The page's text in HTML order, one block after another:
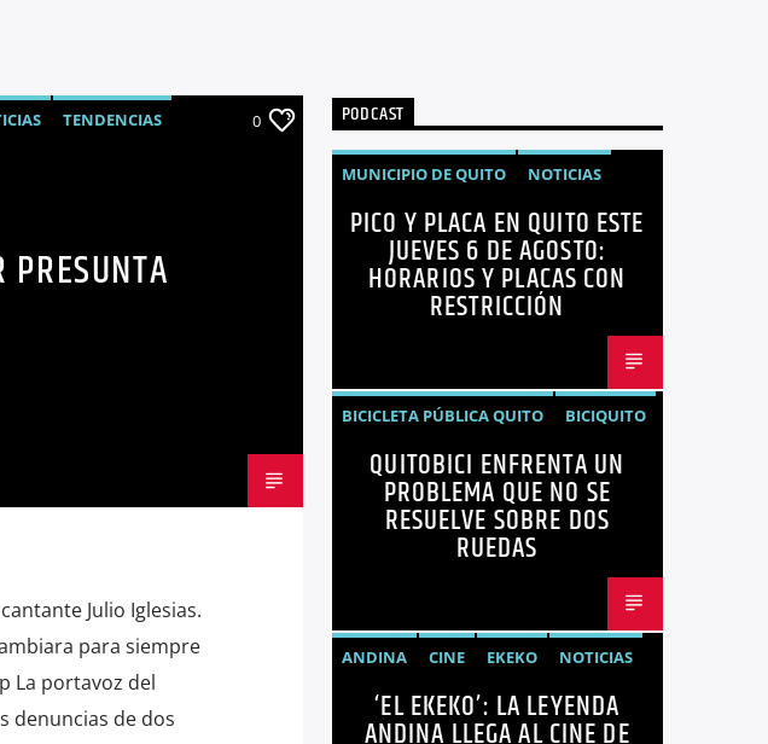
TENDENCIAS
0
Julio Iglesias.
para siempre
La portavoz del
denuncias de dos
PODCAST
MUNICIPIO DE QUITO
NOTICIAS
PICO Y PLACA
QUITO
PICO Y PLACA EN QUITO ESTE
JUEVES 6 DE AGOSTO:
HORARIOS Y PLACAS CON
RESTRICCIÓN
BICICLETA PÚBLICA QUITO
BICIQUITO
CICLOVÍAS QUITO
EDITORIAL
METRO DE QUITO BICICLETA
MOVILIDAD ACTIVA QUITO
NOTICIAS
QUITOBICI
QUITOBICI ENFRENTA UN
PROBLEMA QUE NO SE
RESUELVE SOBRE DOS
RUEDAS
ANDINA CINE EKEKO
NOTICIAS
PELÍCULAS
TENDENCIAS TERROR
‘EL EKEKO’: LA LEYENDA
ANDINA LLEGA AL CINE DE